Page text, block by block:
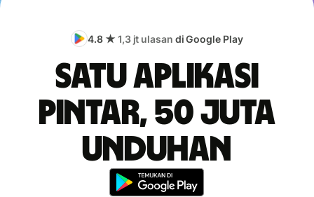
4.8 ★ 1,3 jt ulasan di Google Play
Satu aplikasi
pintar, 50 juta
unduhan